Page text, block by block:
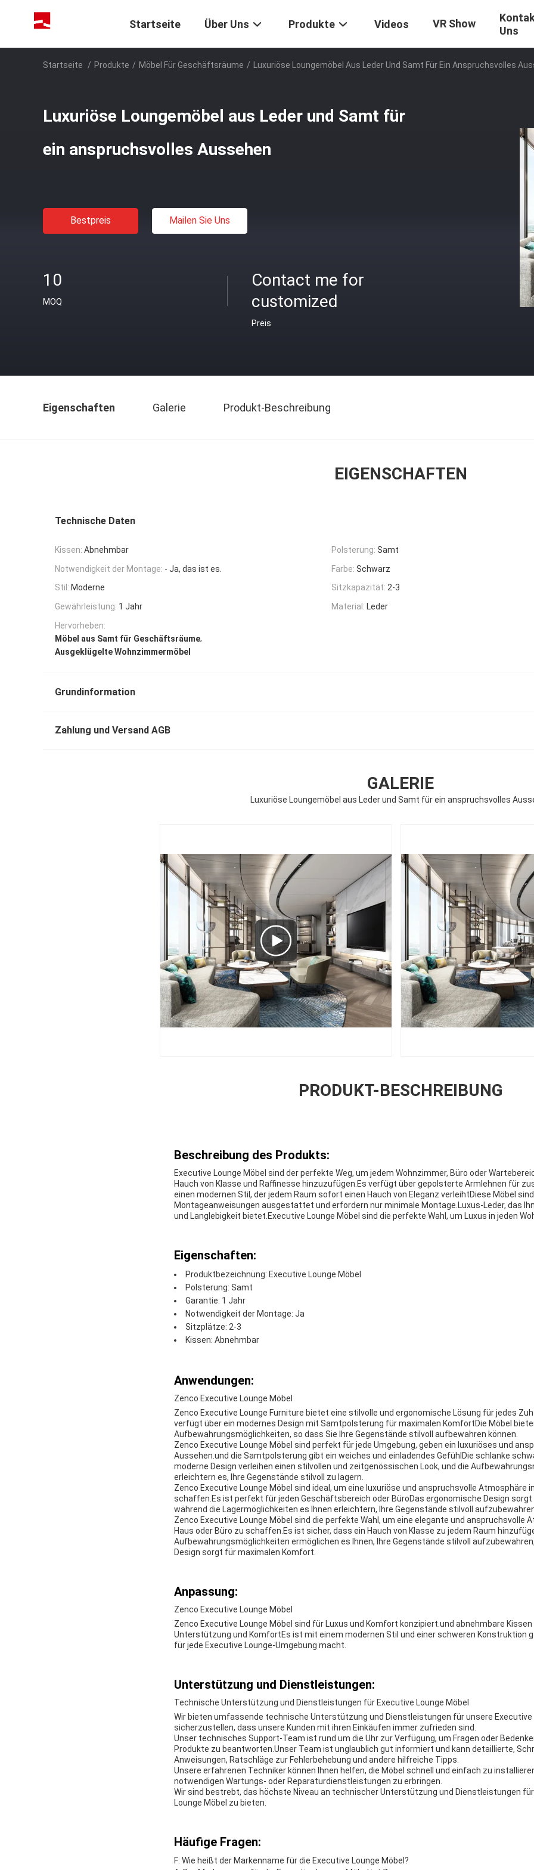
Startseite Über Uns Produkte Videos VR Show
Uns
Startseite / Produkte / Möbel Für Geschäftsräume / Luxuriöse Loungemöbel Aus Leder Und Samt Für Ein Anspruchsvolles
Luxuriöse Loungemöbel aus Leder und Samt für
ein anspruchsvolles Aussehen
Bestpreis Mailen Sie Uns
10
MOQ
Contact me for
customized
Preis
Eigenschaften Galerie Produkt-Beschreibung
EIGENSCHAFTEN
Technische Daten
Kissen: Abnehmbar Polsterung: Samt
Notwendigkeit der Montage: - Ja, das ist es. Farbe: Schwarz
Stil: Moderne Sitzkapazität: 2-3
Gewährleistung: 1 Jahr Material: Leder
Hervorheben:
Möbel aus Samt für Geschäftsräume,
Ausgeklügelte Wohnzimmermöbel
Grundinformation
Zahlung und Versand AGB
GALERIE
Luxuriöse Loungemöbel aus Leder und Samt für ein anspruchsvolles
PRODUKT-BESCHREIBUNG
Beschreibung des Produkts:
Executive Lounge Möbel sind der perfekte Weg, um jedem Wohnzimmer, Büro oder
Hauch von Klasse und Raffinesse hinzuzufügen.Es verfügt über gepolsterte Armlehnen für
einen modernen Stil, der jedem Raum sofort einen Hauch von Eleganz verleihtDiese Möbel
Montageanweisungen ausgestattet und erfordern nur minimale Montage.Luxus-Leder, das
und Langlebigkeit bietet.Executive Lounge Möbel sind die perfekte Wahl, um Luxus in jeden
Eigenschaften:
Produktbezeichnung: Executive Lounge Möbel
Polsterung: Samt
Garantie: 1 Jahr
Notwendigkeit der Montage: Ja
Sitzplätze: 2-3
Kissen: Abnehmbar
Anwendungen:
Zenco Executive Lounge Möbel
Zenco Executive Lounge Furniture bietet eine stilvolle und ergonomische Lösung für jedes
verfügt über ein modernes Design mit Samtpolsterung für maximalen KomfortDie Möbel
Aufbewahrungsmöglichkeiten, so dass Sie Ihre Gegenstände stilvoll aufbewahren können.
Zenco Executive Lounge Möbel sind perfekt für jede Umgebung, geben ein luxuriöses und
Aussehen.und die Samtpolsterung gibt ein weiches und einladendes GefühlDie schlanke
moderne Design verleihen einen stilvollen und zeitgenössischen Look, und die
erleichtern es, Ihre Gegenstände stilvoll zu lagern.
Zenco Executive Lounge Möbel sind ideal, um eine luxuriöse und anspruchsvolle Atmosphäre
schaffen.Es ist perfekt für jeden Geschäftsbereich oder BüroDas ergonomische Design
während die Lagermöglichkeiten es Ihnen erleichtern, Ihre Gegenstände stilvoll
Zenco Executive Lounge Möbel sind die perfekte Wahl, um eine elegante und anspruchsvolle
Haus oder Büro zu schaffen.Es ist sicher, dass ein Hauch von Klasse zu jedem Raum
Aufbewahrungsmöglichkeiten ermöglichen es Ihnen, Ihre Gegenstände stilvoll
Design sorgt für maximalen Komfort.
Anpassung:
Zenco Executive Lounge Möbel
Zenco Executive Lounge Möbel sind für Luxus und Komfort konzipiert.und abnehmbare
Unterstützung und KomfortEs ist mit einem modernen Stil und einer schweren Konstruktion
für jede Executive Lounge-Umgebung macht.
Unterstützung und Dienstleistungen:
Technische Unterstützung und Dienstleistungen für Executive Lounge Möbel
Wir bieten umfassende technische Unterstützung und Dienstleistungen für unsere Executive
sicherzustellen, dass unsere Kunden mit ihren Einkäufen immer zufrieden sind.
Unser technisches Support-Team ist rund um die Uhr zur Verfügung, um Fragen oder
Produkte zu beantworten.Unser Team ist unglaublich gut informiert und kann detaillierte,
Anweisungen, Ratschläge zur Fehlerbehebung und andere hilfreiche Tipps.
Unsere erfahrenen Techniker können Ihnen helfen, die Möbel schnell und einfach zu
notwendigen Wartungs- oder Reparaturdienstleistungen zu erbringen.
Wir sind bestrebt, das höchste Niveau an technischer Unterstützung und Dienstleistungen
Lounge Möbel zu bieten.
Häufige Fragen:
F: Wie heißt der Markenname für die Executive Lounge Möbel?